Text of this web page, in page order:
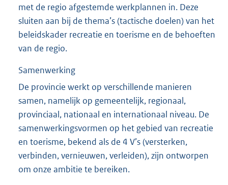
met de regio afgestemde werkplannen in. Deze
sluiten aan bij de thema’s (tactische doelen) van het
beleidskader recreatie en toerisme en de behoeften
van de regio.
Samenwerking
De provincie werkt op verschillende manieren
samen, namelijk op gemeentelijk, regionaal,
provinciaal, nationaal en internationaal niveau. De
samenwerkingsvormen op het gebied van recreatie
en toerisme, bekend als de 4 V’s (versterken,
verbinden, vernieuwen, verleiden), zijn ontworpen
om onze ambitie te bereiken.